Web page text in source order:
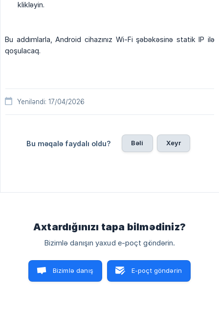
klikləyin.
Bu addımlarla, Android cihazınız Wi-Fi şəbəkəsinə statik IP ilə
qoşulacaq.
Yeniləndi: 17/04/2026
Bu məqalə faydalı oldu? Bəli Xeyr
Axtardığınızı tapa bilmədiniz?
Bizimlə danışın yaxud e-poçt göndərin.
Bizimlə danış E-poçt göndərin